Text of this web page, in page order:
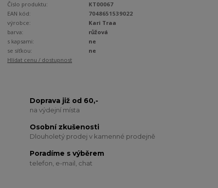
Číslo produktu:
KT00067
EAN kód:
7048651539022
výrobce:
Kari Traa
barva:
růžová
s kapsami:
ne
se síťkou:
ne
Hlídat cenu / dostupnost
Doprava již od 60,-
na výdejní místa
Osobní zkušenosti
Dlouholetý prodej v kamenné prodejně
Poradíme s výběrem
telefon, e-mail, chat